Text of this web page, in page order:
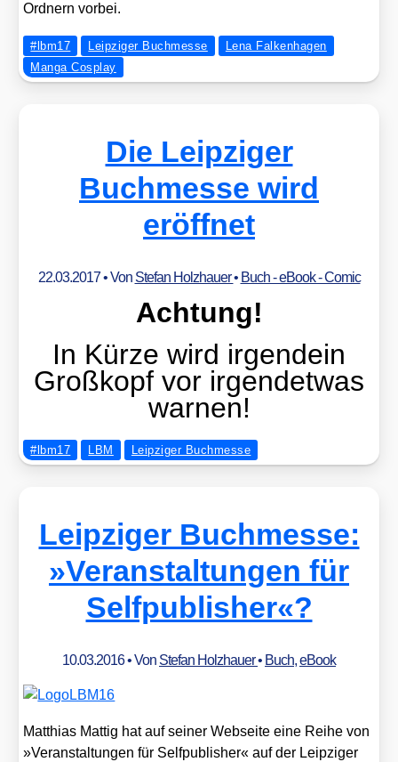
Ord­nern vor­bei.
#lbm17 Leipziger Buchmesse
Lena Falkenhagen
Manga Cosplay
Die Leipziger
Buchmesse wird
eröffnet
22.03.2017• Von Stefan Holzhauer• Buch - eBook - Comic
Ach­tung!
In Kür­ze wird irgend­ein
Groß­kopf vor irgend­et­was
war­nen!
#lbm17 LBM Leipziger Buchmesse
Leipziger Buchmesse:
»Veranstaltungen für
Selfpublisher«?
10.03.2016• Von Stefan Holzhauer• Buch,eBook
Mat­thi­as Mat­tig hat auf sei­ner Web­sei­te eine Rei­he von
»Ver­an­stal­tun­gen für Self­pu­blisher« auf der Leip­zi­ger